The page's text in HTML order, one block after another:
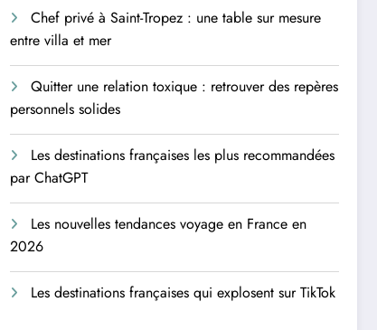
Chef privé à Saint-Tropez : une table sur mesure
entre villa et mer
Quitter une relation toxique : retrouver des repères
personnels solides
Les destinations françaises les plus recommandées
par ChatGPT
Les nouvelles tendances voyage en France en
2026
Les destinations françaises qui explosent sur TikTok